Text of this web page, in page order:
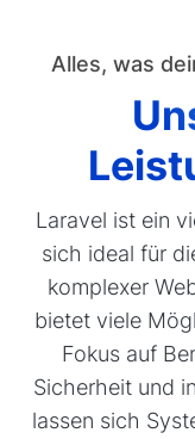
Alles, was
Laravel ist ein
sich ideal für
komplexer
bietet viele
Fokus auf
Sicherheit und
lassen sich